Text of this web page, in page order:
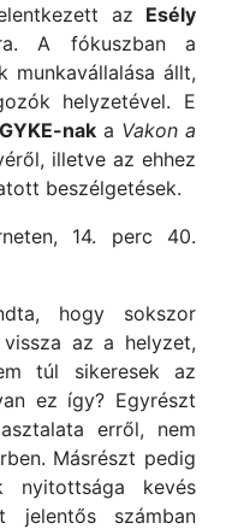
az Esély
A fókuszban a
munkavállalása állt,
helyzetével. E
naka Vakon a
illetve az ehhez
beszélgetések.
14. perc 40.
hogy sokszor
az a helyzet,
túl sikeresek az
ez így? Egyrészt
erről, nem
Másrészt pedig
nyitottsága kevés
jelentős számban